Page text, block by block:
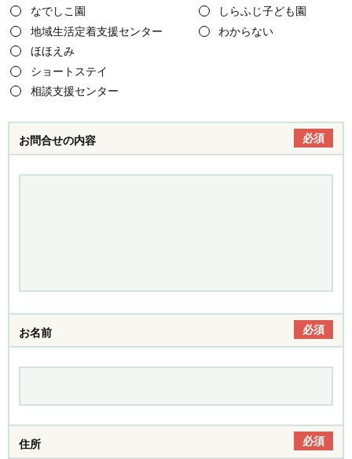
なでしこ園
地域生活定着支援センター
しらふじ子ども園
わからない
ほほえみ
ショートステイ
相談支援センター
お問合せの内容 必須
お名前 必須
住所 必須